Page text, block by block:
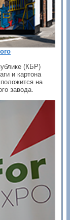
(КБР)
и картона
на
завода.